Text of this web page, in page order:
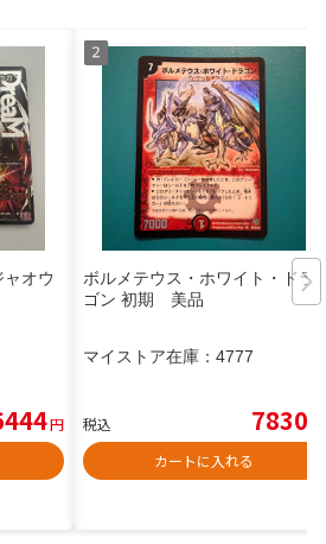
オウ
円
ボルメテウス・ホワイト・ドラ
ゴン 初期 美品
マイストア在庫： 4777
税込 7830
カートに入れる